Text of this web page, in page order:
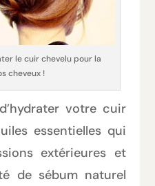
le cuir chevelu pour la
cheveux !
votre cuir
essentielles qui
extérieures et
de sébum naturel